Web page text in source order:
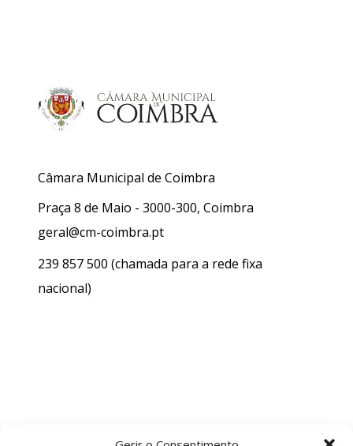
Câmara Municipal de Coimbra
Praça 8 de Maio - 3000-300, Coimbra
geral@cm-coimbra.pt
239 857 500 (chamada para a rede fixa
nacional)